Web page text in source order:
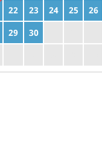
22 23 24 25 26
29 30